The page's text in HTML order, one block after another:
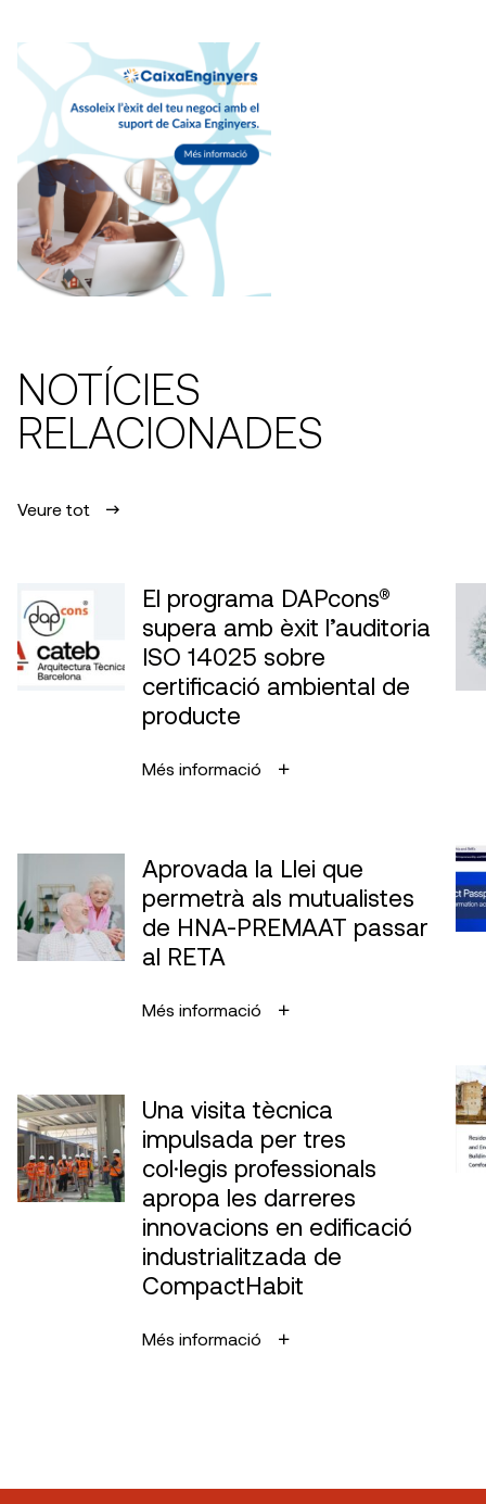
NOTÍCIES
RELACIONADES
Veure tot
El programa DAPcons®
supera amb èxit l’auditoria
ISO 14025 sobre
certificació ambiental de
producte
Més informació
Aprovada la Llei que
permetrà als mutualistes
de HNA-PREMAAT passar
al RETA
Més informació
Una visita tècnica
impulsada per tres
col·legis professionals
apropa les darreres
innovacions en edificació
industrialitzada de
CompactHabit
Més informació